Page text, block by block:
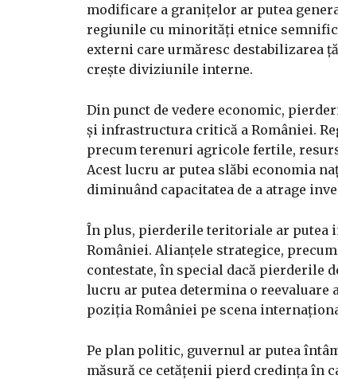
modificare a granițelor ar putea
regiunile cu minorități etnice
externi care urmăresc destabilizarea
crește diviziunile interne.
Din punct de vedere economic,
și infrastructura critică a României.
precum terenuri agricole fertile,
Acest lucru ar putea slăbi economia
diminuând capacitatea de a atrage
În plus, pierderile teritoriale ar putea
României. Alianțele strategice,
contestate, în special dacă pierderile
lucru ar putea determina o reevaluare
poziția României pe scena
Pe plan politic, guvernul ar putea
măsură ce cetățenii pierd credința în